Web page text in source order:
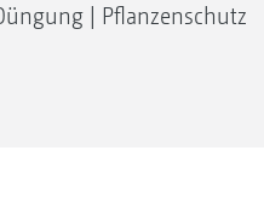
| Pflanzenschutz